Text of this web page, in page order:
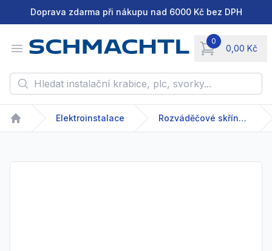
Doprava zdarma při nákupu nad 6000 Kč bez DPH
Open menu
0
0,00 Kč
items in cart,
Hledat instalační krabice, plc, svorky...
Home
Elektroinstalace Rozváděčové skříně a rozvodnice